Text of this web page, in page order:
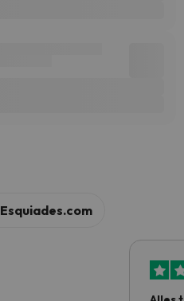
Esquiades.com